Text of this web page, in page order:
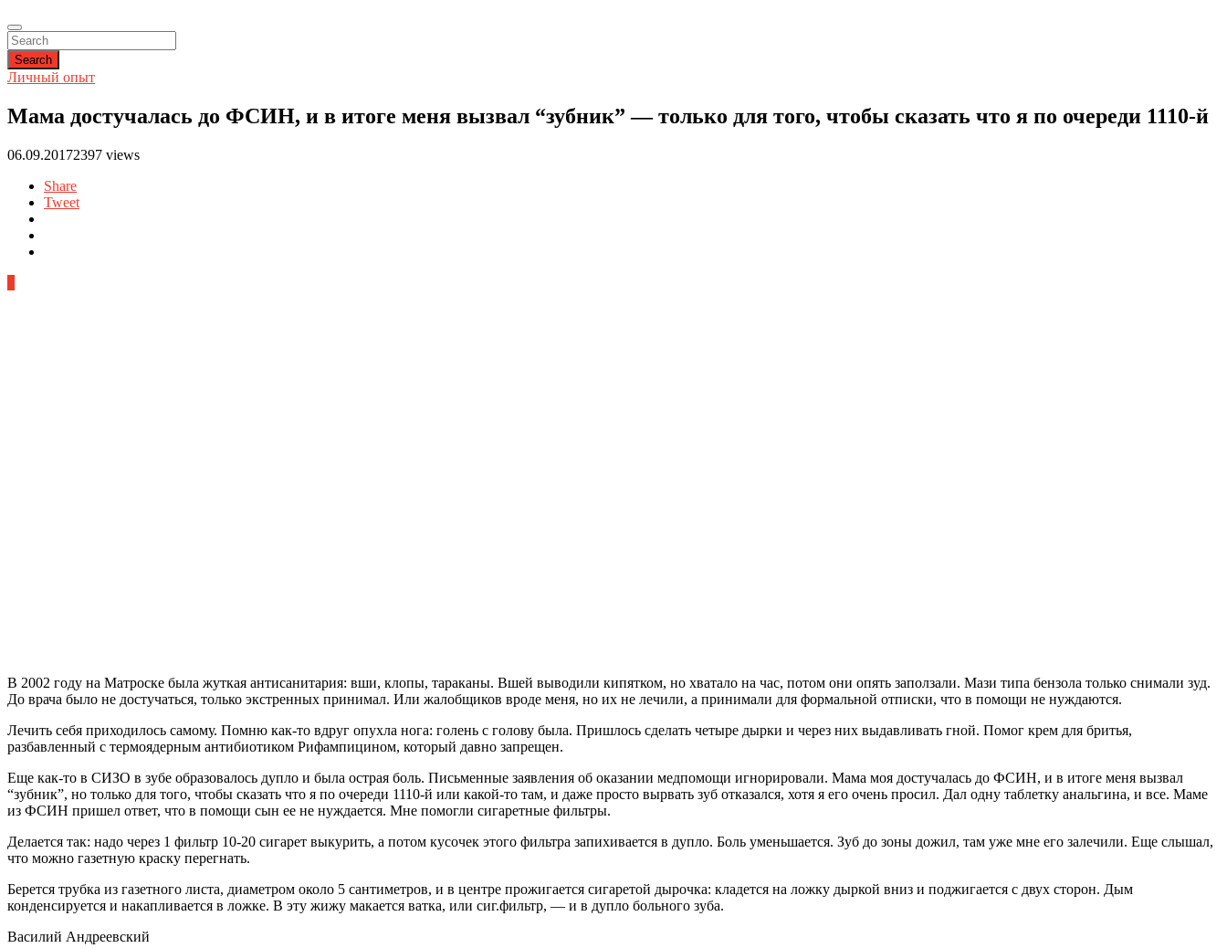
Search
Личный опыт
Мама достучалась до ФСИН, и в итоге меня вызвал “зубник” — только для того, чтобы сказать что я по очереди 1110-й
06.09.20172397 views
Share
Tweet
В 2002 году на Матроске была жуткая антисанитария: вши, клопы, тараканы. Вшей выводили кипятком, но хватало на час, потом они опять заползали. Мази типа бензола только снимали зуд.
До врача было не достучаться, только экстренных принимал. Или жалобщиков вроде меня, но их не лечили, а принимали для формальной отписки, что в помощи не нуждаются.
Лечить себя приходилось самому. Помню как-то вдруг опухла нога: голень с голову была. Пришлось сделать четыре дырки и через них выдавливать гной. Помог крем для бритья,
разбавленный с термоядерным антибиотиком Рифампицином, который давно запрещен.
Еще как-то в СИЗО в зубе образовалось дупло и была острая боль. Письменные заявления об оказании медпомощи игнорировали. Мама моя достучалась до ФСИН, и в итоге меня вызвал
“зубник”, но только для того, чтобы сказать что я по очереди 1110-й или какой-то там, и даже просто вырвать зуб отказался, хотя я его очень просил. Дал одну таблетку анальгина, и все. Маме
из ФСИН пришел ответ, что в помощи сын ее не нуждается. Мне помогли сигаретные фильтры.
Делается так: надо через 1 фильтр 10-20 сигарет выкурить, а потом кусочек этого фильтра запихивается в дупло. Боль уменьшается. Зуб до зоны дожил, там уже мне его залечили. Еще слышал,
что можно газетную краску перегнать.
Берется трубка из газетного листа, диаметром около 5 сантиметров, и в центре прожигается сигаретой дырочка: кладется на ложку дыркой вниз и поджигается с двух сторон. Дым
конденсируется и накапливается в ложке. В эту жижу макается ватка, или сиг.фильтр, — и в дупло больного зуба.
Василий Андреевский